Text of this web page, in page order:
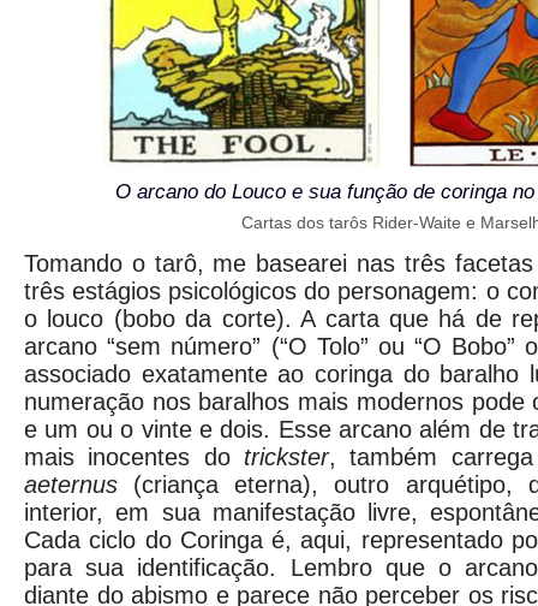
O arcano do Louco e sua função de coringa
Cartas dos tarôs Rider-Waite e
Tomando o tarô, me basearei nas três
três estágios psicológicos do personagem: o
o louco (bobo da corte). A carta que há de
arcano “sem número” (“O Tolo” ou “O Bobo”
associado exatamente ao coringa do baralho
numeração nos baralhos mais modernos pode
e um ou o vinte e dois. Esse arcano além de
mais inocentes do trickster, também
aeternus (criança eterna), outro arquétipo,
interior, em sua manifestação livre,
Cada ciclo do Coringa é, aqui, representado
para sua identificação. Lembro que o
diante do abismo e parece não perceber os